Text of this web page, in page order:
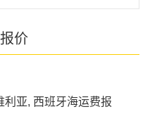
价
亚, 西班牙海运费报